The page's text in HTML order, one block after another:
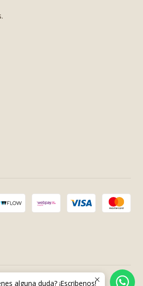
alguna duda? ¡Escribenos!